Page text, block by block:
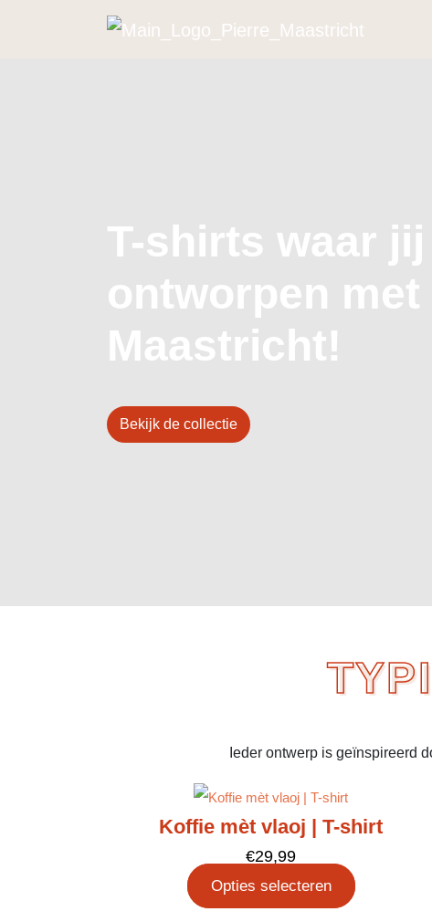
Ga naar de inhoud
Hoofdnavigatie
T-shirts waar
ontworpen
Maastricht!
Bekijk de collectie
Ieder ontwerp is geïnspireerd
Koffie mèt vlaoj | T-shirt
€29,99
Opties selecteren